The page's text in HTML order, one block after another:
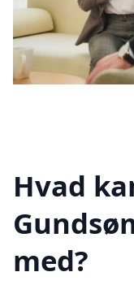
Hvad
med?